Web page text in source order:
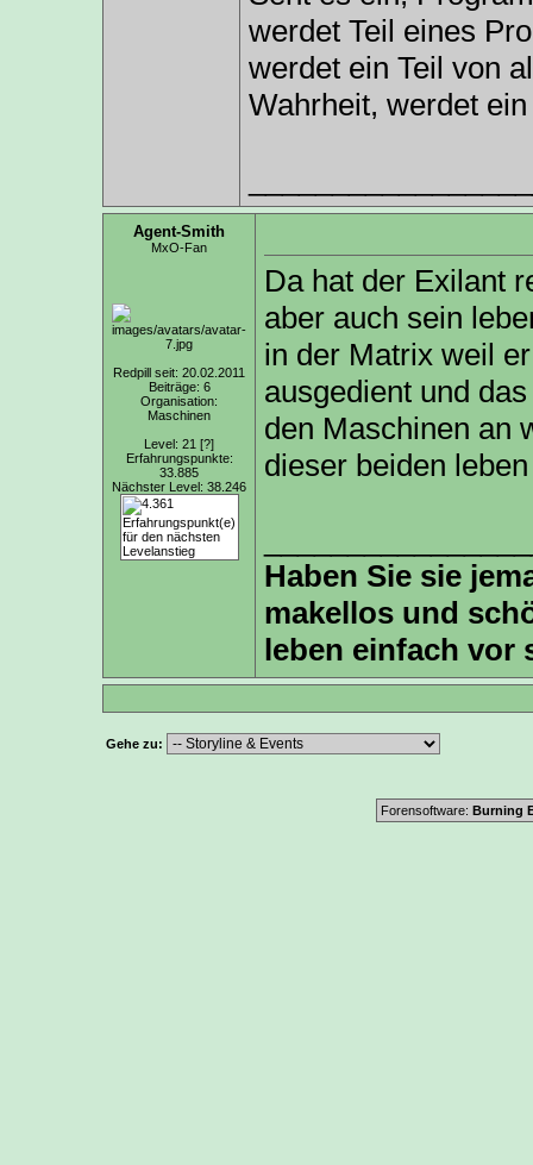
werdet Teil eines
werdet ein Teil von
Wahrheit, werdet
Agent-Smith
MxO-Fan
Redpill seit: 20.02.2011
Beiträge: 6
Organisation:
Maschinen
Level: 21 [?]
Erfahrungspunkte:
33.885
Nächster Level: 38.246
Da hat der Exilant
aber auch sein
in der Matrix weil
ausgedient und
den Maschinen an
dieser beiden
Haben Sie sie
makellos und
leben einfach vor
Gehe zu:
Forensoftware: Burning